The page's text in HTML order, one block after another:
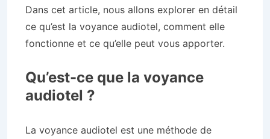
Dans cet article, nous allons explorer en détail
ce qu’est la voyance audiotel, comment elle
fonctionne et ce qu’elle peut vous apporter.
Qu’est-ce que la voyance
audiotel ?
La voyance audiotel est une méthode de